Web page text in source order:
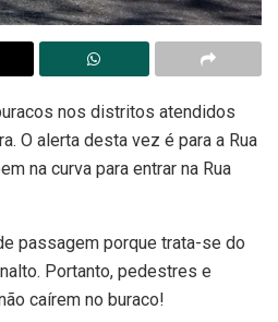
nos distritos atendidos
O alerta desta vez é para a Rua
na curva para entrar na Rua
passagem porque trata-se do
Portanto, pedestres e
caírem no buraco!